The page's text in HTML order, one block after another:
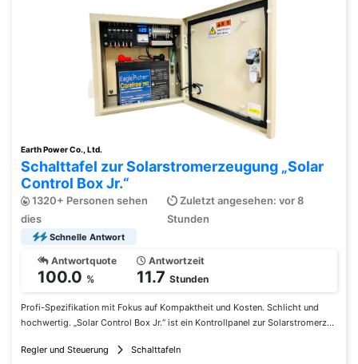
Earth Power Co., Ltd.
Schalttafel zur Solarstromerzeugung „Solar
Control Box Jr.“
1320+ Personen sehen
dies
Zuletzt angesehen: vor 8
Stunden
Schnelle Antwort
Antwortquote
100.0 %
Antwortzeit
11.7 Stunden
Profi-Spezifikation mit Fokus auf Kompaktheit und Kosten. Schlicht und
hochwertig. „Solar Control Box Jr.“ ist ein Kontrollpanel zur Solarstromerz...
Regler und Steuerung Schalttafeln